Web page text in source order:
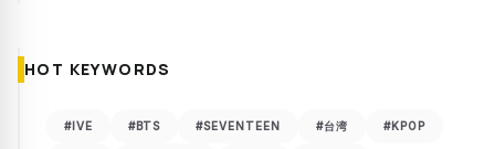
HOT KEYWORDS
#IVE #BTS #SEVENTEEN #台湾 #KPOP